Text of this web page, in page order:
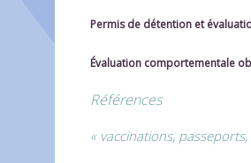
Permis de détention et
Évaluation comportementale
Références
« vaccinations,